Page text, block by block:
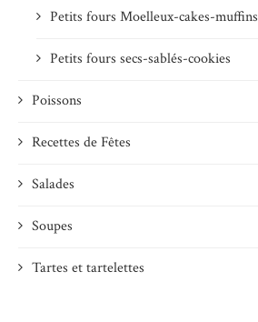
Petits fours Moelleux-cakes-muffins
Petits fours secs-sablés-cookies
Poissons
Recettes de Fêtes
Salades
Soupes
Tartes et tartelettes